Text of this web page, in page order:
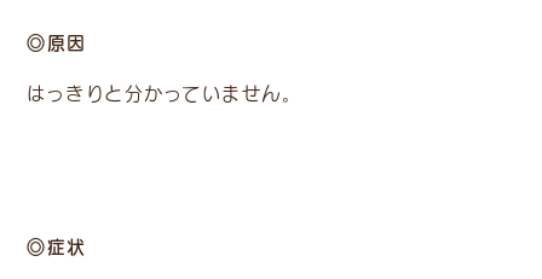
◎原因
はっきりと分かっていません。
◎症状